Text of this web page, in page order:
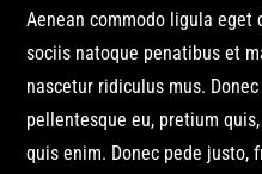
Aenean commodo ligula eget
sociis natoque penatibus et
nascetur ridiculus mus.
pellentesque eu, pretium
quis enim. Donec pede justo,